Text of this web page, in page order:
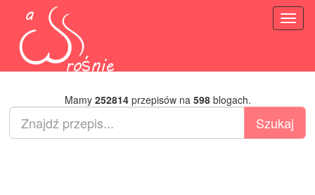
Mamy 252814przepisów na 598blogach.